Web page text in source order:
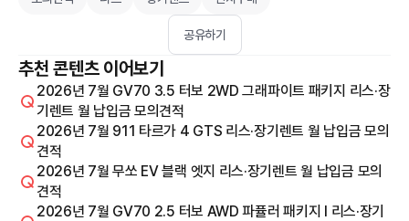
공유하기
추천 콘텐츠 이어보기
2026년 7월 GV70 3.5 터보 2WD 그래파이트 패키지 리스·장
기렌트 월 납입금 모의견적
2026년 7월 911 타르가 4 GTS 리스·장기렌트 월 납입금 모의
견적
2026년 7월 무쏘 EV 블랙 엣지 리스·장기렌트 월 납입금 모의
견적
2026년 7월 GV70 2.5 터보 AWD 파퓰러 패키지 I 리스·장기